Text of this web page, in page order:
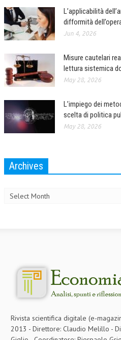
DOCUMENTI
TESI DI LAUREA
MATERIALE DIDATTICO
INVITI E PROMOZIONI
L’applicabilità
difformità
Jun 4, 2026
Misure cautelari
lettura sistemica
May 28, 2026
L’impiego dei
scelta di politica
May 28, 2026
Archives
Rivista scientifica digitale (e-
2013 - Direttore: Claudio Melillo -